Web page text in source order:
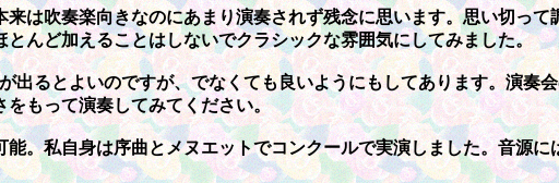
来は吹奏楽向きなのにあまり演奏されず残念に思います。思い切っ
とんど加えることはしないでクラシックな雰囲気にしてみました。
出るとよいのですが、でなくても良いようにもしてあります。演奏
をもって演奏してみてください。
能。私自身は序曲とメヌエットでコンクールで実演しました。音源